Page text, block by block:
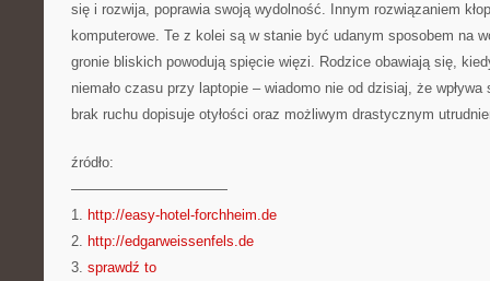
się i rozwija, poprawia swoją wydolność. Innym rozwiązaniem
komputerowe. Te z kolei są w stanie być udanym sposobem na
gronie bliskich powodują spięcie więzi. Rodzice obawiają się,
niemało czasu przy laptopie – wiadomo nie od dzisiaj, że
brak ruchu dopisuje otyłości oraz możliwym drastycznym
źródło:
———————————
1. http://easy-hotel-forchheim.de
2. http://edgarweissenfels.de
3. sprawdź to